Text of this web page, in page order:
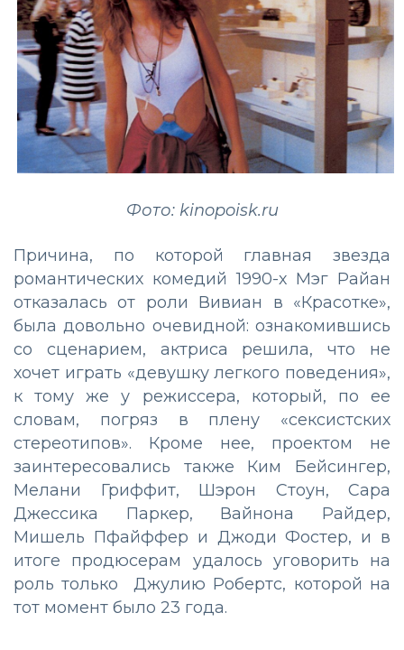
Фото: kinopoisk.ru
Причина, по которой главная звезда
романтических комедий 1990-х Мэг Райан
отказалась от роли Вивиан в «Красотке»,
была довольно очевидной: ознакомившись
со сценарием, актриса решила, что не
хочет играть «девушку легкого поведения»,
к тому же у режиссера, который, по ее
словам, погряз в плену «сексистских
стереотипов». Кроме нее, проектом не
заинтересовались также Ким Бейсингер,
Мелани Гриффит, Шэрон Стоун, Сара
Джессика Паркер, Вайнона Райдер,
Мишель Пфайффер и Джоди Фостер, и в
итоге продюсерам удалось уговорить на
роль только Джулию Робертс, которой на
тот момент было 23 года.